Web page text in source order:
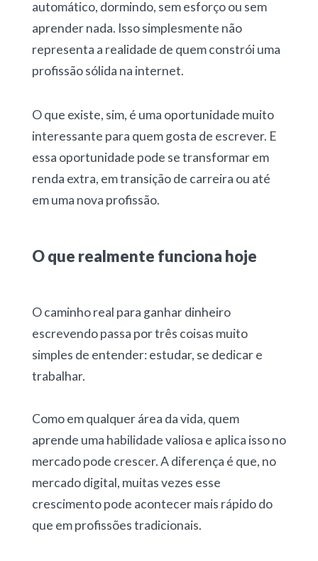
automático, dormindo, sem esforço ou sem
aprender nada. Isso simplesmente não
representa a realidade de quem constrói uma
profissão sólida na internet.
O que existe, sim, é uma oportunidade muito
interessante para quem gosta de escrever. E
essa oportunidade pode se transformar em
renda extra, em transição de carreira ou até
em uma nova profissão.
O que realmente funciona hoje
O caminho real para ganhar dinheiro
escrevendo passa por três coisas muito
simples de entender: estudar, se dedicar e
trabalhar.
Como em qualquer área da vida, quem
aprende uma habilidade valiosa e aplica isso no
mercado pode crescer. A diferença é que, no
mercado digital, muitas vezes esse
crescimento pode acontecer mais rápido do
que em profissões tradicionais.